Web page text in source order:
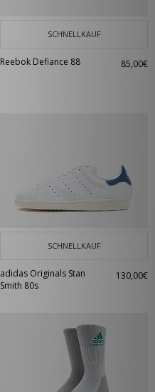
SCHNELLKAUF
Reebok Defiance 88 85,00€
SCHNELLKAUF
adidas Originals Stan
Smith 80s
130,00€